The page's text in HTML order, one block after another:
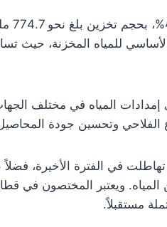
وأشار التقرير
المصدر الأساسي للمياه المخزنة، حيث
المياه في مختلف
وتحسين جودة المحاصيل
في الفترة الأخيرة،
ويعتبر المختصون في
مستقبلاً.